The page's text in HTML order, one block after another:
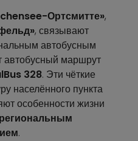
Ортсмитте»,
, связывают
автобусным
автобусный маршрут
328. Эти чёткие
населённого пункта
особенности жизни
.